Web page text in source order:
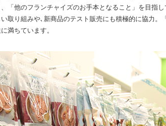
「他のフランチャイズのお手本となること」を目指
取り組みや､新商品のテスト販売にも積極的に協力。
満ちています。